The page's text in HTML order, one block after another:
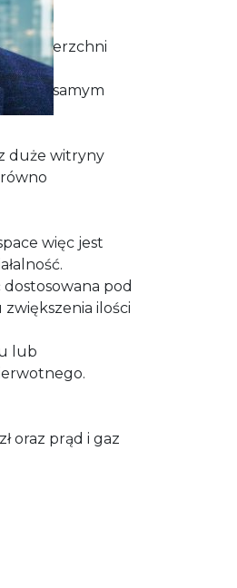
powierzchni
pod samym
duże witryny
więc jest
pod
ilości
lub
oraz prąd i gaz